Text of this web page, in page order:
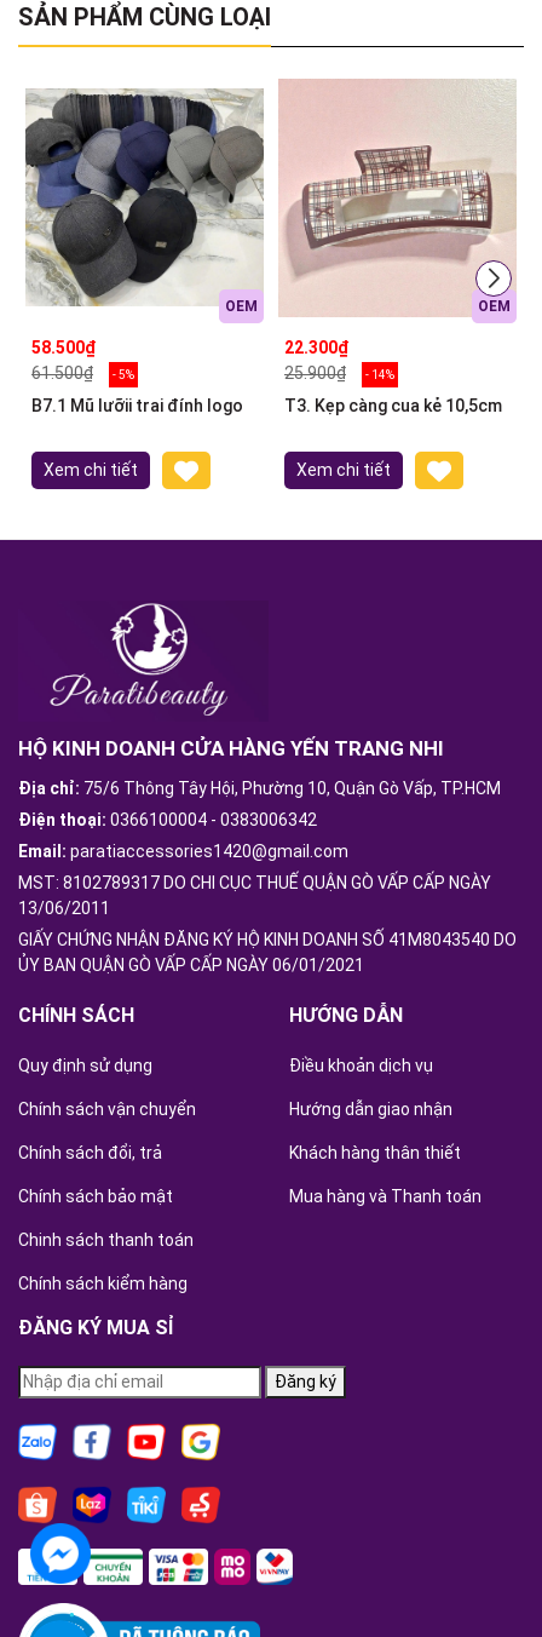
SẢN PHẨM CÙNG LOẠI
OEM
58.500₫
61.500₫
- 5%
B7.1 Mũ lưỡii trai đính logo
Xem chi tiết
OEM
22.300₫
25.900₫
- 14%
T3. Kẹp càng cua kẻ 10,5cm
Xem chi tiết
HỘ KINH DOANH CỬA HÀNG YẾN TRANG NHI
Địa chỉ: 75/6 Thông Tây Hội, Phường 10, Quận Gò Vấp, TP.HCM
Điện thoại: 0366100004 - 0383006342
Email: paratiaccessories1420@gmail.com
MST: 8102789317 DO CHI CỤC THUẾ QUẬN GÒ VẤP CẤP NGÀY
13/06/2011
GIẤY CHỨNG NHẬN ĐĂNG KÝ HỘ KINH DOANH SỐ 41M8043540 DO
ỦY BAN QUẬN GÒ VẤP CẤP NGÀY 06/01/2021
CHÍNH SÁCH
Quy định sử dụng
Chính sách vận chuyển
Chính sách đổi, trả
Chính sách bảo mật
Chinh sách thanh toán
Chính sách kiểm hàng
HƯỚNG DẪN
Điều khoản dịch vụ
Hướng dẫn giao nhận
Khách hàng thân thiết
Mua hàng và Thanh toán
ĐĂNG KÝ MUA SỈ
Đăng ký